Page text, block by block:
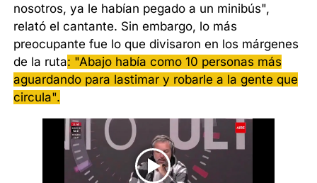
nosotros, ya le habían pegado a un minibús",
relató el cantante. Sin embargo, lo más
preocupante fue lo que divisaron en los márgenes
de la ruta: "Abajo había como 10 personas más
aguardando para lastimar y robarle a la gente que
circula".